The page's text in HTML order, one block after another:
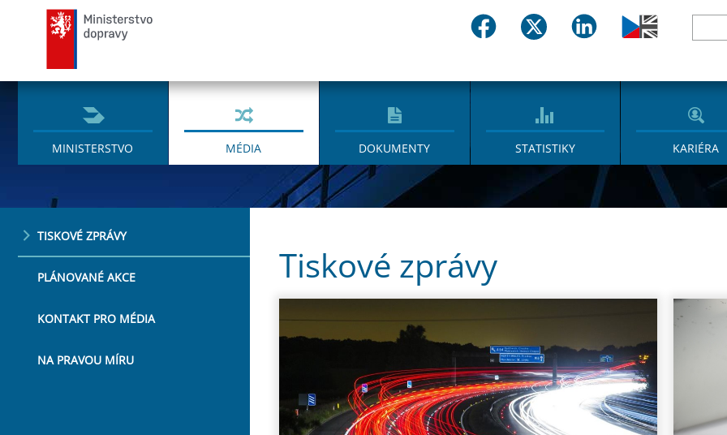
MINISTERSTVO MÉDIA DOKUMENTY STATISTIKY KARIÉRA
TISKOVÉ ZPRÁVY
PLÁNOVANÉ AKCE
KONTAKT PRO MÉDIA
NA PRAVOU MÍRU
Tiskové zprávy